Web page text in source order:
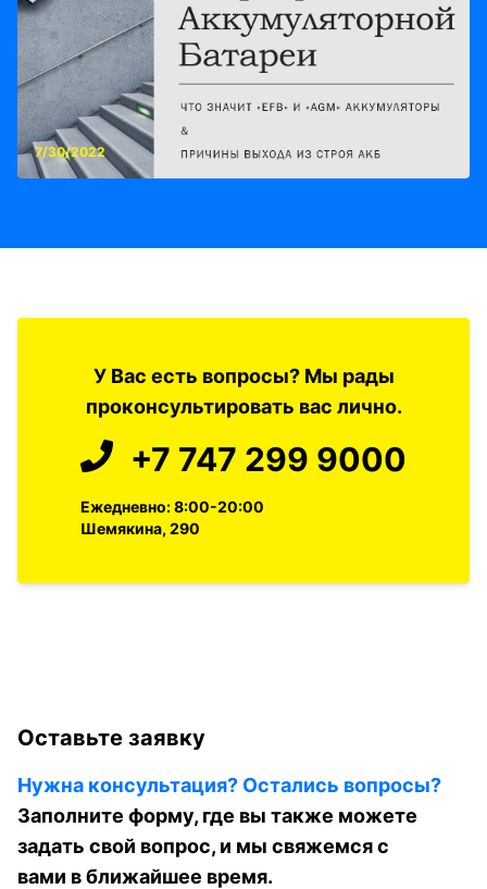
7/30/2022
У Вас есть вопросы? Мы рады
проконсультировать вас лично.
+7 747 299 9000
Ежедневно: 8:00-20:00
Шемякина, 290
Оставьте заявку
Нужна консультация? Остались вопросы?
Заполните форму, где вы также можете
задать свой вопрос, и мы свяжемся с
вами в ближайшее время.